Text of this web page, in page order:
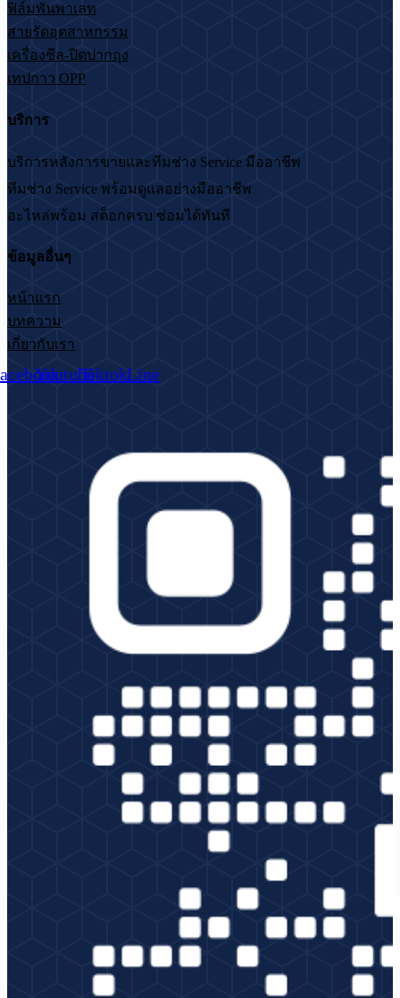
ฟิล์มพันพาเลท
สายรัดอุตสาหกรรม
เครื่องซีล-ปิดปากถุง
เทปกาว OPP
บริการ
บริการหลังการขายและทีมช่าง Service มืออาชีพ
ทีมช่าง Service พร้อมดูแลอย่างมืออาชีพ
อะไหล่พร้อม สต็อกครบ ซ่อมได้ทันที
ข้อมูลอื่นๆ
หน้าแรก
บทความ
เกี่ยวกับเรา
YoutubeTiktokLine